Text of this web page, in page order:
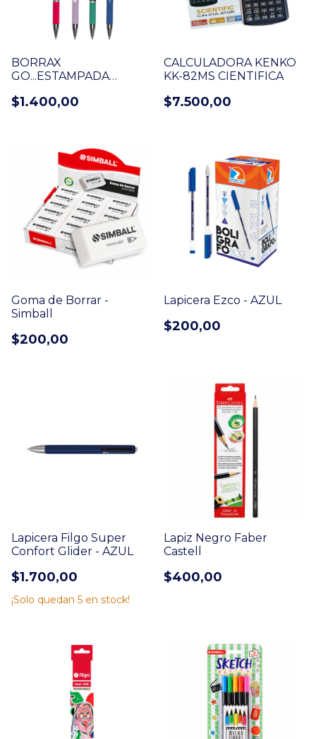
BORRAX
GO...ESTAMPADA
$1.400,00
CALCULADORA KENKO
KK-82MS CIENTIFICA
$7.500,00
Goma de Borrar -
Simball
$200,00
Lapicera Ezco - AZUL
$200,00
Lapicera Filgo Super
Confort Glider - AZUL
$1.700,00
¡Solo quedan 5 en stock!
Lapiz Negro Faber
Castell
$400,00